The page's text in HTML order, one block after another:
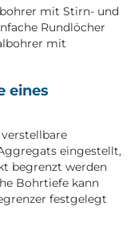
mit Stirn- und
Rundlöcher
mit
eines
eingestellt,
begrenzt werden
Bohrtiefe kann
festgelegt